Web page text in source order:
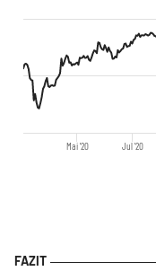
Mai '20 Jul '20